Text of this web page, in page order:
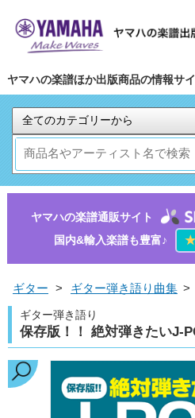
ヤマハの楽譜ほか出版商品の情報サイ
ヤマハの楽譜通販サイト
国内&輸入楽譜も豊富♪
★
ギター > ギター弾き語り曲集 >
ギター弾き語り
保存版！！ 絶対弾きたいJ-